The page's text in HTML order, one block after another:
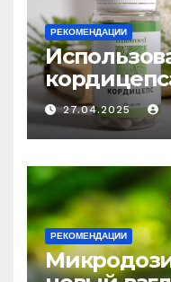
РЕКОМЕНДАЦИИ
средство
и
27.04.2025
РЕКОМЕНДАЦИИ